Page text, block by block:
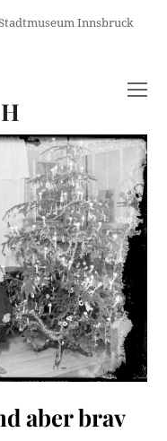
Innsbruck
aber brav